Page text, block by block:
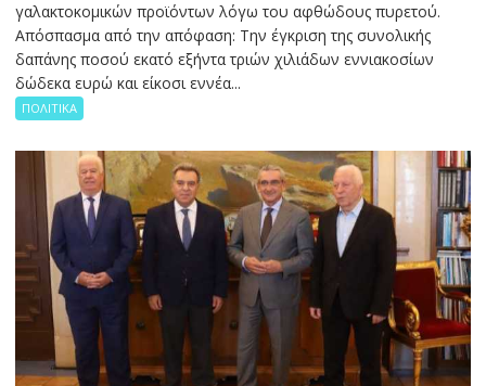
γαλακτοκομικών προϊόντων λόγω του αφθώδους πυρετού.
Απόσπασμα από την απόφαση: Την έγκριση της συνολικής
δαπάνης ποσού εκατό εξήντα τριών χιλιάδων εννιακοσίων
δώδεκα ευρώ και είκοσι εννέα...
ΠΟΛΙΤΙΚΑ